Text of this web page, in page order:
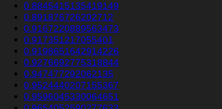
0.8845415135419149
0.891876726202712
0.9167220889563473
0.917351217055401
0.9198651642914226
0.9276692775318844
0.947477292062135
0.9524440207155367
0.9596045330064651